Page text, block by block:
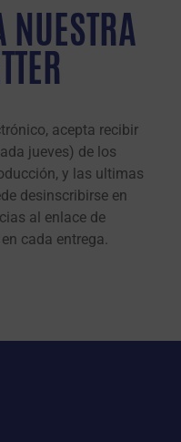
acepta recibir
jueves) de los
y las ultimas
desinscribirse en
al enlace de
cada entrega.